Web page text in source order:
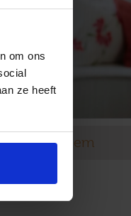
om ons
ze heeft
Bloesem